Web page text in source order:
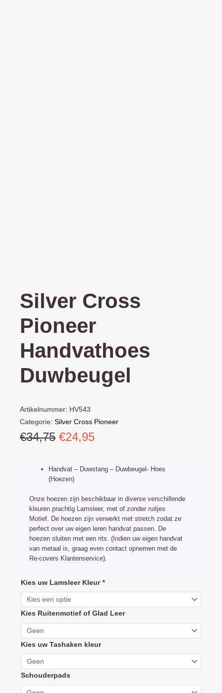
Silver Cross
Pioneer
Handvathoes
Duwbeugel
Artikelnummer: HV543
Categorie: Silver Cross Pioneer
€34,75 Oorspronkelijke
was:
€34,75.
€24,95Huidige
is:
Handvat – Duwstang – Duwbeugel- Hoes
(Hoezen)
Onze hoezen zijn beschikbaar in diverse verschillende
kleuren prachtig Lamsleer, met of zonder ruitjes
Motief. De hoezen zijn verwerkt met stretch zodat ze
perfect over uw eigen leren handvat passen. De
hoezen sluiten met een rits. (Indien uw eigen handvat
van metaal is, graag even contact opnemen met de
Re-covers Klantenservice).
Kies uw Lamsleer Kleur *
Kies Ruitenmotief of Glad Leer
Kies uw Tashaken kleur
Schouderpads
Silver
Cross
Pioneer
Duwbeugel
aantal